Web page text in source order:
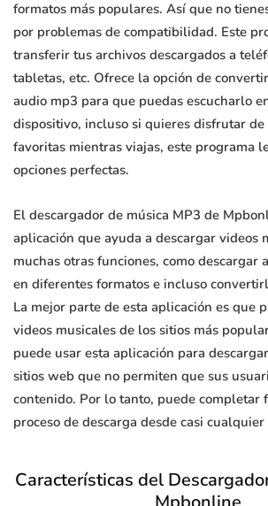
formatos más populares. Así que no
por problemas de compatibilidad. Este
transferir tus archivos descargados a
tabletas, etc. Ofrece la opción de
audio mp3 para que puedas escucharlo
dispositivo, incluso si quieres disfrutar de
favoritas mientras viajas, este programa
opciones perfectas.
El descargador de música MP3 de
aplicación que ayuda a descargar videos
muchas otras funciones, como descargar
en diferentes formatos e incluso
La mejor parte de esta aplicación es que
videos musicales de los sitios más
puede usar esta aplicación para
sitios web que no permiten que sus
contenido. Por lo tanto, puede completar
proceso de descarga desde casi
Características del